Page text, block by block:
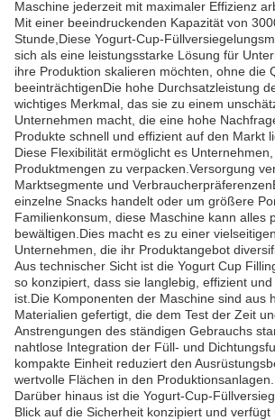
Maschine jederzeit mit maximaler Effizienz
Mit einer beeindruckenden Kapazität von
Stunde,Diese Yogurt-Cup-
sich als eine leistungsstarke Lösung für
ihre Produktion skalieren möchten, ohne die
beeinträchtigenDie hohe Durchsatzleistung
wichtiges Merkmal, das sie zu einem
Unternehmen macht, die eine hohe
Produkte schnell und effizient auf den Markt
Diese Flexibilität ermöglicht es
Produktmengen zu verpacken.Versorgung
Marktsegmente und
einzelne Snacks handelt oder um größere
Familienkonsum, diese Maschine kann alles
bewältigen.Dies macht es zu einer
Unternehmen, die ihr Produktangebot
Aus technischer Sicht ist die Yogurt Cup
so konzipiert, dass sie langlebig, effizient
ist.Die Komponenten der Maschine sind aus
Materialien gefertigt, die dem Test der Zeit
Anstrengungen des ständigen Gebrauchs
nahtlose Integration der Füll- und
kompakte Einheit reduziert den
wertvolle Flächen in den Produktionsanlagen.
Darüber hinaus ist die Yogurt-Cup-
Blick auf die Sicherheit konzipiert und